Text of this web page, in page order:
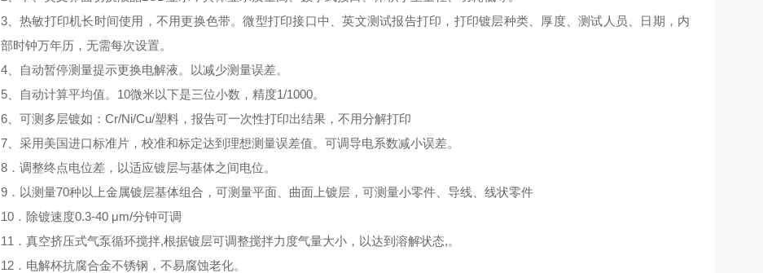
3、热敏打印机长时间使用，不用更换色带。微型打印接口中、英文测试报告打印，打印镀层种类、厚度、测试人员、日期，内
部时钟万年历，无需每次设置。
4、自动暂停测量提示更换电解液。以减少测量误差。
5、自动计算平均值。10微米以下是三位小数，精度1/1000。
6、可测多层镀如：Cr/Ni/Cu/塑料，报告可一次性打印出结果，不用分解打印
7、采用美国进口标准片，校准和标定达到理想测量误差值。可调导电系数减小误差。
8．调整终点电位差，以适应镀层与基体之间电位。
9．以测量70种以上金属镀层基体组合，可测量平面、曲面上镀层，可测量小零件、导线、线状零件
10．除镀速度0.3-40 μm/分钟可调
11．真空挤压式气泵循环搅拌,根据镀层可调整搅拌力度气量大小，以达到溶解状态,。
12．电解杯抗腐合金不锈钢，不易腐蚀老化。